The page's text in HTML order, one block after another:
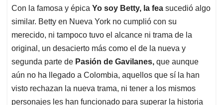
Con la famosa y épica Yo soy Betty, la fea sucedió algo
similar. Betty en Nueva York no cumplió con su
merecido, ni tampoco tuvo el alcance ni trama de la
original, un desacierto más como el de la nueva y
segunda parte de Pasión de Gavilanes, que aunque
aún no ha llegado a Colombia, aquellos que sí la han
visto rechazan la nueva trama, ni tener a los mismos
personajes les han funcionado para superar la historia